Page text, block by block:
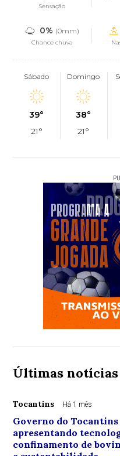
Sensação
0% (0mm)
Chance chuva
Sábado
39°
21°
Domingo
38°
21°
Últimas notícias
Tocantins Há 1 mês
Governo do
apresentando
confinamento de